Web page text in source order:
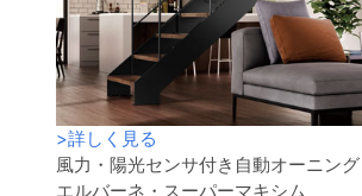
>詳しく見る
風力・陽光センサ付き自動オーニング
エルバーネ・スーパーマキシム